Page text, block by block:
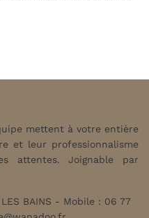
mettent à votre entière
et leur professionnalisme
attentes. Joignable par
BAINS - Mobile : 06 77